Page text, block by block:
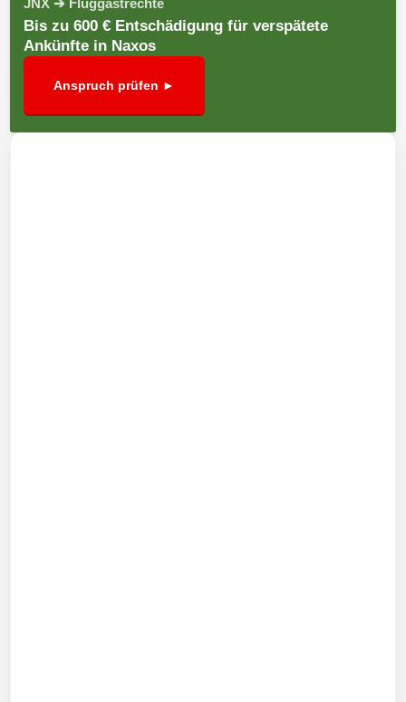
JNX ➔ Fluggastrechte
Bis zu 600 € Entschädigung für verspätete
Ankünfte in Naxos
Anspruch prüfen ►